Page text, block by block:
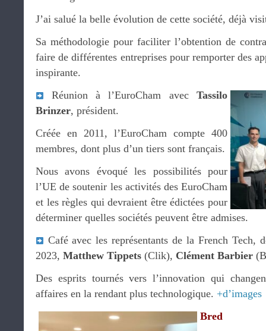
J’ai salué la belle évolution de cette société, déjà
Sa méthodologie pour faciliter l’obtention de
faire de différentes entreprises pour remporter des
inspirante.
Réunion à l’EuroCham avec Tassilo
Brinzer, président.
Créée en 2011, l’EuroCham compte 400
membres, dont plus d’un tiers sont français.
Nous avons évoqué les possibilités pour
l’UE de soutenir les activités des EuroCham
et les règles qui devraient être édictées pour
déterminer quelles sociétés peuvent être admises.
Café avec les représentants de la French Tech,
2023, Matthew Tippets (Clik), Clément Barbier
Des esprits tournés vers l’innovation qui
affaires en la rendant plus technologique. +d’images
Bred